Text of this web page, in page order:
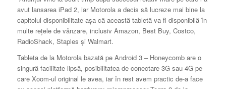
avut lansarea iPad 2, iar Motorola a decis să lucreze mai bine la
capitolul disponibilitate aşa că această tabletă va fi disponibilă în
multe reţele de vânzare, inclusiv Amazon, Best Buy, Costco,
RadioShack, Staples şi Walmart.
Tableta de la Motorola bazată pe Android 3 – Honeycomb are o
singură facilitate lipsă, posibilitatea de conectare 3G sau 4G pe
care Xoom-ul original le avea, iar în rest avem practic de-a face